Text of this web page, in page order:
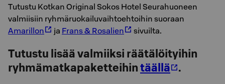
Tutustu Kotkan Original Sokos Hotel Seurahuoneen
valmiisiin ryhmäruokailuvaihtoehtoihin suoraan
Amarillon
ja Frans & Rosalien sivuilta.
Tutustu lisää valmiiksi räätälöityihin
ryhmämatkapaketteihintäällä
.